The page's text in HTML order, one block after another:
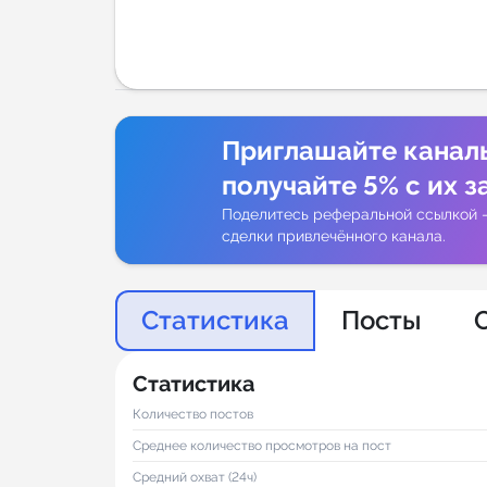
Приглашайте
получайте 5% с их
Поделитесь реферальной ссылкой
сделки привлечённого канала.
Статистика Посты
Статистика
Количество постов
Среднее количество просмотров на пост
Средний охват (24ч)